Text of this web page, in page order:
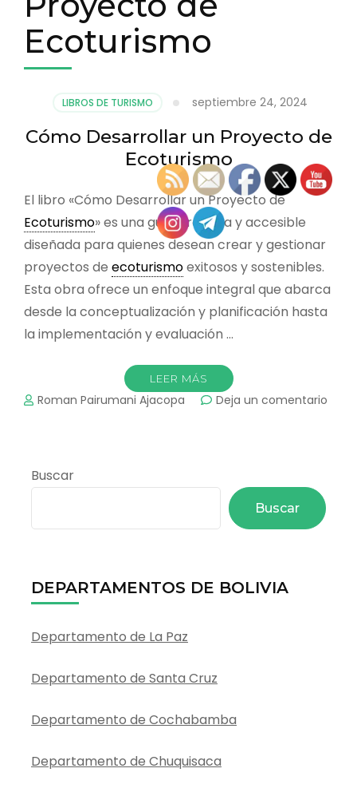
Ecoturismo
LIBROS DE TURISMO septiembre 24, 2024
Cómo Desarrollar un Proyecto de
Ecoturismo
El libro «Cómo Desarrollar un Proyecto de
Ecoturismo» es una guía práctica y accesible
diseñada para quienes desean crear y gestionar
proyectos de ecoturismoexitosos y sostenibles.
Esta obra ofrece un enfoque integral que abarca
desde la conceptualización y planificación hasta
la implementación y evaluación …
LEER MÁS
Roman Pairumani Ajacopa Deja un comentario
Buscar
Buscar
DEPARTAMENTOS DE BOLIVIA
Departamento de La Paz
Departamento de Santa Cruz
Departamento de Cochabamba
Departamento de Chuquisaca